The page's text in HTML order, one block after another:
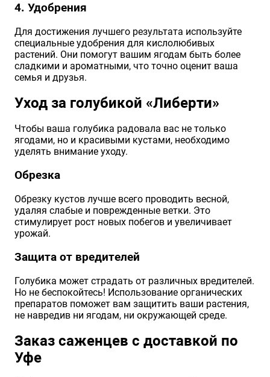
4. Удобрения
Для достижения лучшего результата используйте
специальные удобрения для кислолюбивых
растений. Они помогут вашим ягодам быть более
сладкими и ароматными, что точно оценит ваша
семья и друзья.
Уход за голубикой «Либерти»
Чтобы ваша голубика радовала вас не только
ягодами, но и красивыми кустами, необходимо
уделять внимание уходу.
Обрезка
Обрезку кустов лучше всего проводить весной,
удаляя слабые и поврежденные ветки. Это
стимулирует рост новых побегов и увеличивает
урожай.
Защита от вредителей
Голубика может страдать от различных вредителей.
Но не беспокойтесь! Использование органических
препаратов поможет вам защитить ваши растения,
не навредив ни ягодам, ни окружающей среде.
Заказ саженцев с доставкой по
Уфе